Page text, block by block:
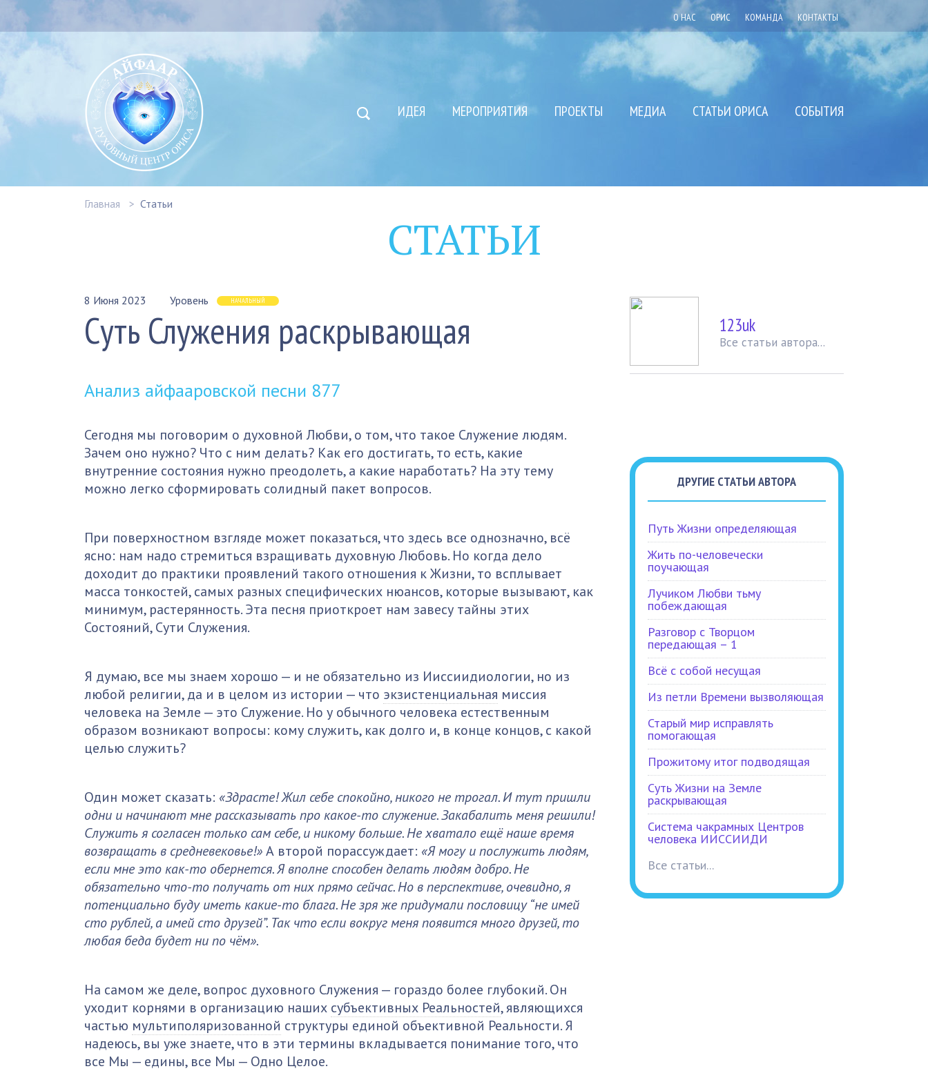
О НАС ОРИС КОМАНДА КОНТАКТЫ
ИДЕЯ МЕРОПРИЯТИЯ ПРОЕКТЫ МЕДИА СТАТЬИ ОРИСА СОБЫТИЯ
Главная Статьи
СТАТЬИ
8 Июня 2023 Уровень НАЧАЛЬНЫЙ
Суть Служения раскрывающая
Анализ айфааровской песни 877
Сегодня мы поговорим о духовной Любви, о том, что такое Служение людям.
Зачем оно нужно? Что с ним делать? Как его достигать, то есть, какие
внутренние состояния нужно преодолеть, а какие наработать? На эту тему
можно легко сформировать солидный пакет вопросов.
При поверхностном взгляде может показаться, что здесь все однозначно, всё
ясно: нам надо стремиться взращивать духовную Любовь. Но когда дело
доходит до практики проявлений такого отношения к Жизни, то всплывает
масса тонкостей, самых разных специфических нюансов, которые вызывают, как
минимум, растерянность. Эта песня приоткроет нам завесу тайны этих
Состояний, Сути Служения.
Я думаю, все мы знаем хорошо — и не обязательно из Ииссиидиологии, но из
любой религии, да и в целом из истории — что экзистенциальная миссия
человека на Земле — это Служение. Но у обычного человека естественным
образом возникают вопросы: кому служить, как долго и, в конце концов, с какой
целью служить?
Один может сказать: «Здрасте! Жил себе спокойно, никого не трогал. И тут пришли
одни и начинают мне рассказывать про какое-то служение. Закабалить меня решили!
Служить я согласен только сам себе, и никому больше. Не хватало ещё наше время
возвращать в средневековье!»А второй порассуждает: «Я могу и послужить людям,
если мне это как-то обернется. Я вполне способен делать людям добро. Не
обязательно что-то получать от них прямо сейчас. Но в перспективе, очевидно, я
потенциально буду иметь какие-то блага. Не зря же придумали пословицу “не имей
сто рублей, а имей сто друзей”. Так что если вокруг меня появится много друзей, то
любая беда будет ни по чём».
На самом же деле, вопрос духовного Служения — гораздо более глубокий. Он
уходит корнями в организацию наших субъективных Реальностей, являющихся
частью мультиполяризованной структуры единой объективной Реальности. Я
надеюсь, вы уже знаете, что в эти термины вкладывается понимание того, что
все Мы — едины, все Мы — Одно Целое.
123uk
Вcе статьи автора...
ДРУГИЕ СТАТЬИ АВТОРА
Путь Жизни определяющая
Жить по-человечески
поучающая
Лучиком Любви тьму
побеждающая
Разговор с Творцом
передающая – 1
Всё с собой несущая
Из петли Времени вызволяющая
Старый мир исправлять
помогающая
Прожитому итог подводящая
Суть Жизни на Земле
раскрывающая
Система чакрамных Центров
человека ИИССИИДИ
Все статьи...